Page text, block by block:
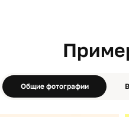
Общие фотографии